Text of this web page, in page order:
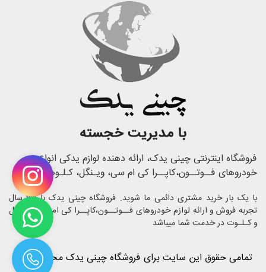
فروشگاه اینترنتی چینی یدک، ارائه دهنده لوازم یدکی انواع
خودروهای فــوتــون،کاپــرا کی ام سی، ویـنگل، کـلـوت
با یک بار خرید مشتری دائمی ما شوید. فروشگاه چینی یدک با 23 سال
تجربه فروش و ارائه لوازم خودروهای فــوتــون،کاپــرا کی ام سی، ویـنگل
و کـلـوت در خدمت شما میباشد
تمامی حقوق این سایت برای فروشگاه چینی یدک محفوظ است